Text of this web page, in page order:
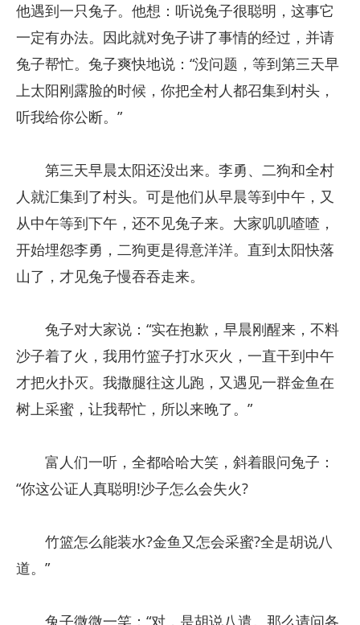
他遇到一只兔子。他想：听说兔子很聪明，这事它
一定有办法。因此就对免子讲了事情的经过，并请
兔子帮忙。兔子爽快地说：“没问题，等到第三天早
上太阳刚露脸的时候，你把全村人都召集到村头，
听我给你公断。”
第三天早晨太阳还没出来。李勇、二狗和全村
人就汇集到了村头。可是他们从早晨等到中午，又
从中午等到下午，还不见兔子来。大家叽叽喳喳，
开始埋怨李勇，二狗更是得意洋洋。直到太阳快落
山了，才见兔子慢吞吞走来。
兔子对大家说：“实在抱歉，早晨刚醒来，不料
沙子着了火，我用竹篮子打水灭火，一直干到中午
才把火扑灭。我撒腿往这儿跑，又遇见一群金鱼在
树上采蜜，让我帮忙，所以来晚了。”
富人们一听，全都哈哈大笑，斜着眼问兔子：
“你这公证人真聪明!沙子怎么会失火?
竹篮怎么能装水?金鱼又怎会采蜜?全是胡说八
道。”
兔子微微一笑：“对，是胡说八遣。那么请问各